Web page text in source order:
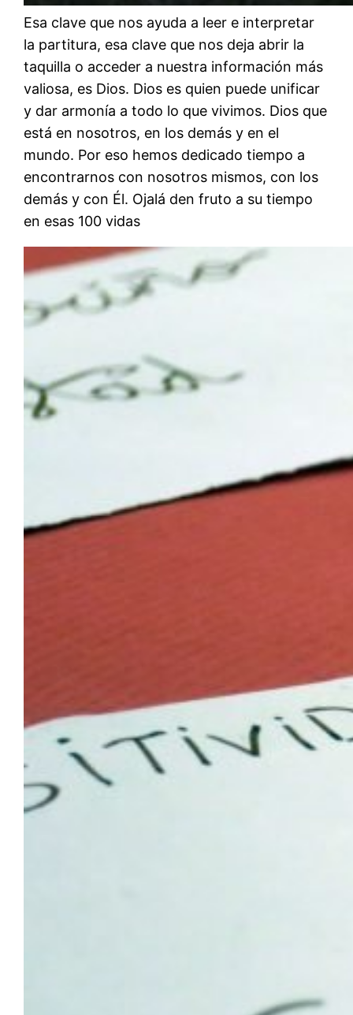
Esa clave que nos ayuda a leer e interpretar
la partitura, esa clave que nos deja abrir la
taquilla o acceder a nuestra información más
valiosa, es Dios. Dios es quien puede unificar
y dar armonía a todo lo que vivimos. Dios que
está en nosotros, en los demás y en el
mundo. Por eso hemos dedicado tiempo a
encontrarnos con nosotros mismos, con los
demás y con Él. Ojalá den fruto a su tiempo
en esas 100 vidas